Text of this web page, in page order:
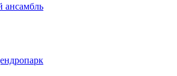
ансамбль